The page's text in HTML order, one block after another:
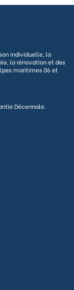
individuelle, la
la rénovation et des
maritimes 06 et
Décennale.